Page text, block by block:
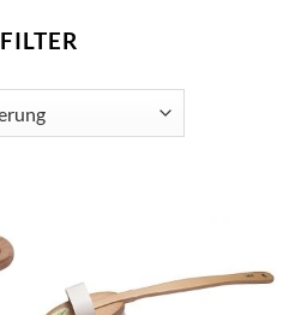
FILTER